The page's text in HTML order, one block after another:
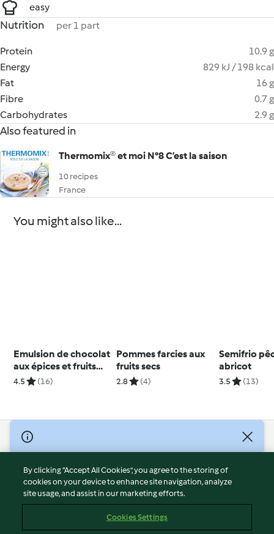
easy
Nutrition per 1 part
Protein
10.9 g
Energy
829 kJ / 198 kcal
Fat
16 g
Fibre
0.7 g
Carbohydrates
2.9 g
Also featured in
Thermomix® et moi N°8 C’est la saison
10 recipes
France
You might also like...
Emulsion de chocolat
aux épices et fruits
frais
4.5 (16)
Pommes farcies aux
fruits secs
2.8 (4)
Semifrio
abricot
3.5 (13)
© Copyright 2026
Terms of Service
Privacy Policy
Disclaimer
Cookies
By clicking “Accept All Cookies”, you agree to the storing of
cookies on your device to enhance site navigation, analyze
site usage, and assist in our marketing efforts.
Cookies Settings